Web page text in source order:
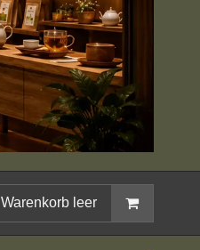
Warenkorb leer